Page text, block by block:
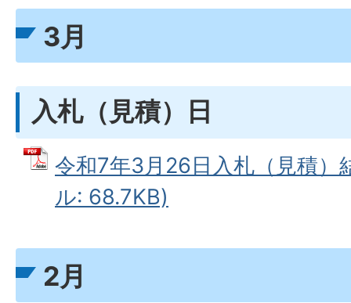
3月
入札（見積）日
令和7年3月26日入札（見積）
ル: 68.7KB)
2月